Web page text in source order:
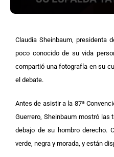
Claudia Sheinbaum, presidenta
poco conocido de su vida
compartió una fotografía en su
el debate.
Antes de asistir a la 87ª
Guerrero, Sheinbaum mostró
debajo de su hombro derecho.
verde, negra y morada, y están